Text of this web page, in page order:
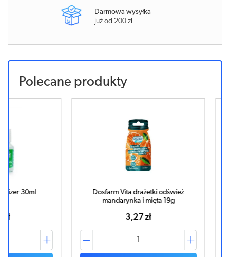
Darmowa wysyłka
już od 200 zł
Polecane produkty
Dosfarm Vita drażetki odśwież
mandarynka i mięta 19g